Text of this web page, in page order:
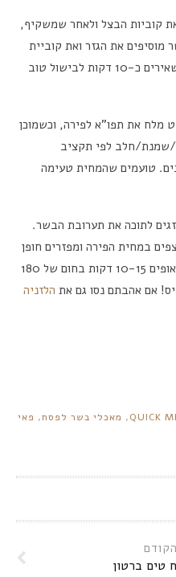
קוביות הבצל ולאחר שמשקיף,
את הגזר ואת קוביית
התיבול OXO או קנור ומערבבים. משאירים כ-10 דקות לבישול טוב
מלח את תפו”א לפירה, וכשמוכן
שמנת/חלב לפי תקציב
טועמים שהמחית טעימה
לתוכה את תערובת הבשר.
במחית הפירה ומפזרים חופן
נוסף של גבינה. מכניסים לתנור חם ואופים 10-15 דקות בחום של 180
אם אהבתם נסו גם את הלזניה
QUICK
, מאכלי בשר לפסח, פאי
טים ברטון